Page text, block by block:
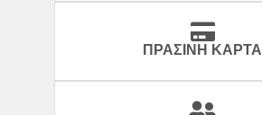
ΠΡΆΣΙΝΗ ΚΆΡΤΑ